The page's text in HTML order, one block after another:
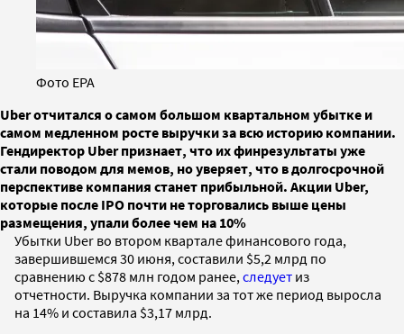
Фото EPA
Uber отчитался о самом большом квартальном убытке и
самом медленном росте выручки за всю историю компании.
Гендиректор Uber признает, что их финрезультаты уже
стали поводом для мемов, но уверяет, что в долгосрочной
перспективе компания станет прибыльной. Акции Uber,
которые после IPO почти не торговались выше цены
размещения, упали более чем на 10%
Убытки Uber во втором квартале финансового года,
завершившемся 30 июня, составили $5,2 млрд по
сравнению с $878 млн годом ранее, следует из
отчетности. Выручка компании за тот же период выросла
на 14% и составила $3,17 млрд.